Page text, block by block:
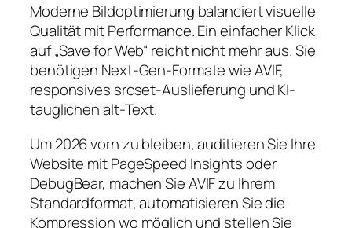
Moderne Bildoptimierung balanciert visuelle
Qualität mit Performance. Ein einfacher Klick
auf „Save for Web“ reicht nicht mehr aus. Sie
benötigen Next-Gen-Formate wie AVIF,
responsives srcset-Auslieferung und KI-
tauglichen alt-Text.
Um 2026 vorn zu bleiben, auditieren Sie Ihre
Website mit PageSpeed Insights oder
DebugBear, machen Sie AVIF zu Ihrem
Standardformat, automatisieren Sie die
Kompression wo möglich und stellen Sie